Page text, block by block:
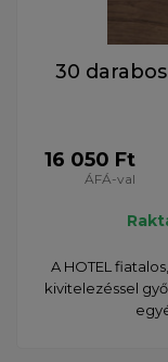
30
16 050 Ft
ÁFÁ-val
A HOTEL
kivitelezéssel